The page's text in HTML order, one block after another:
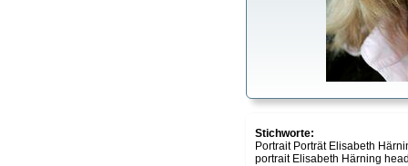
Stichworte:
Portrait Porträt Elisabeth
portrait Elisabeth Härning